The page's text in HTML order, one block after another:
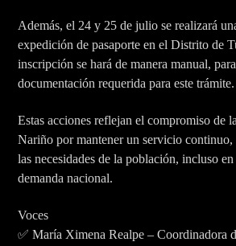
Además, el 24 y 25 de julio se realizará
expedición de pasaporte en el Distrito de
inscripción se hará de manera manual,
documentación requerida para este trámite.
Estas acciones reflejan el compromiso de
Nariño por mantener un servicio continuo,
las necesidades de la población, incluso
demanda nacional.
Voces
✅ María Ximena Realpe – Coordinadora